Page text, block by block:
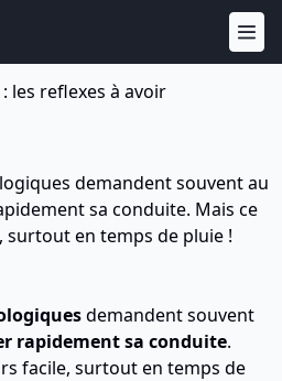
les reflexes à avoir
demandent souvent au
sa conduite. Mais ce
surtout en temps de pluie !
demandent souvent
rapidement sa conduite.
facile, surtout en temps de